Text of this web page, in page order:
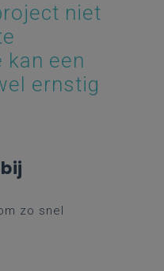
niet
een
ernstig
zo snel